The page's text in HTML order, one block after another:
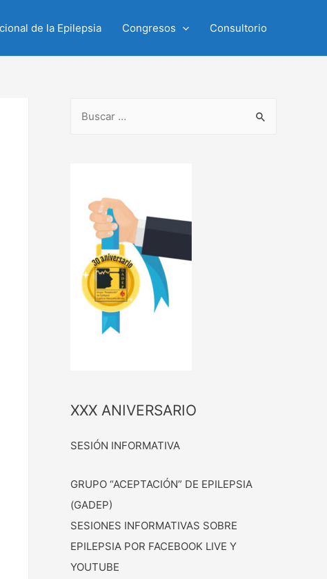
de la Epilepsia Congresos Consultorio
XXX ANIVERSARIO
SESIÓN INFORMATIVA
GRUPO “ACEPTACIÓN” DE EPILEPSIA
(GADEP)
SESIONES INFORMATIVAS SOBRE
EPILEPSIA POR FACEBOOK LIVE Y
YOUTUBE